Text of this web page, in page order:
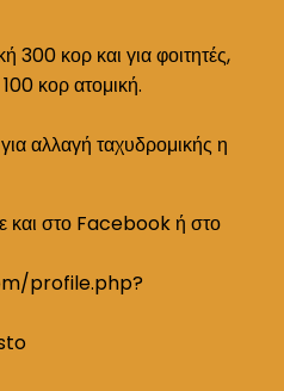
300 κορ και για φοιτητές,
κορ ατομική.
αλλαγή ταχυδρομικής η
και στο Facebook ή στο
profile.php?